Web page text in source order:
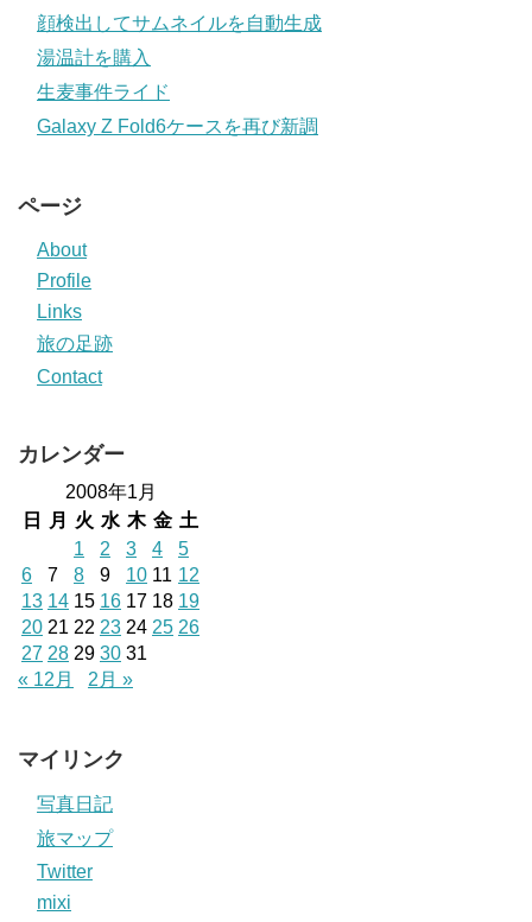
顔検出してサムネイルを自動生成
湯温計を購入
生麦事件ライド
Galaxy Z Fold6ケースを再び新調
ページ
About
Profile
Links
旅の足跡
Contact
カレンダー
2008年1月
日
月 火 水 木 金 土
1
2 3 4
5
6
7 8 9 10 11 12
13 14 15 16 17 18 19
20 21 22 23 24 25 26
27 28 29 30 31
« 12月
2月 »
マイリンク
写真日記
旅マップ
Twitter
mixi